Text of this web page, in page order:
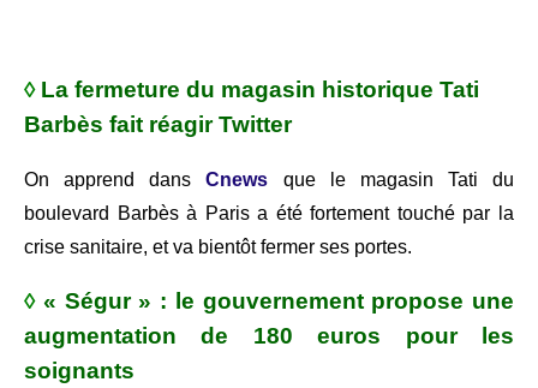
◊ La fermeture du magasin historique Tati
Barbès fait réagir Twitter
On apprend dansCnews que le magasin Tati du
boulevard Barbès à Paris a été fortement touché par la
crise sanitaire, et va bientôt fermer ses portes.
◊ « Ségur » : le gouvernement propose une
augmentation de 180 euros pour les
soignants